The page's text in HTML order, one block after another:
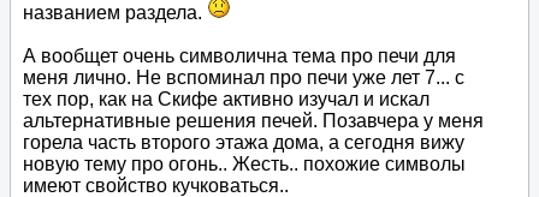
названием раздела.
А вообщет очень символична тема про печи для
меня лично. Не вспоминал про печи уже лет 7... с
тех пор, как на Скифе активно изучал и искал
альтернативные решения печей. Позавчера у меня
горела часть второго этажа дома, а сегодня вижу
новую тему про огонь.. Жесть.. похожие символы
имеют свойство кучковаться..